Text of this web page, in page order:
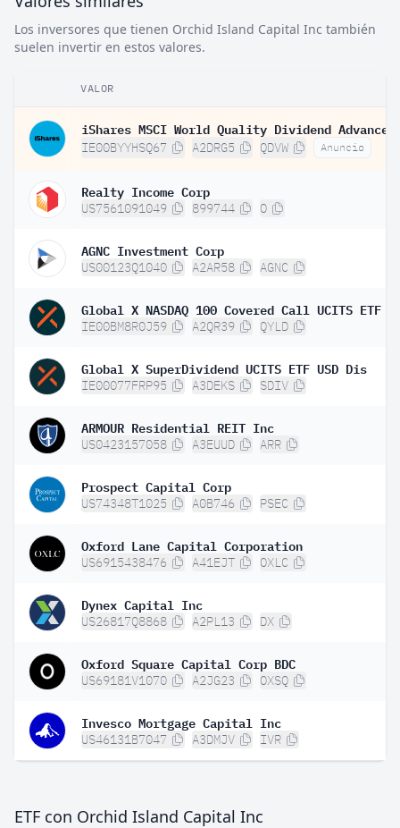
Los inversores que tienen Orchid Island Capital Inc también
suelen invertir en estos valores.
VALOR
IE00BYYHSQ67 A2DRG5 QDVW Anuncio
Realty Income Corp
US7561091049 899744 O
AGNC Investment Corp
US00123Q1040 A2AR58 AGNC
Global X NASDAQ 100 Covered Call UCITS ETF
IE00BM8R0J59 A2QR39 QYLD
Global X SuperDividend UCITS ETF USD Dis
IE00077FRP95 A3DEKS SDIV
ARMOUR Residential REIT Inc
US0423157058 A3EUUD ARR
Prospect Capital Corp
US74348T1025 A0B746 PSEC
Oxford Lane Capital Corporation
US6915438476 A41EJT OXLC
Dynex Capital Inc
US26817Q8868 A2PL13 DX
Oxford Square Capital Corp BDC
US69181V1070 A2JG23 OXSQ
Invesco Mortgage Capital Inc
US46131B7047 A3DMJV IVR
ETF con Orchid Island Capital Inc